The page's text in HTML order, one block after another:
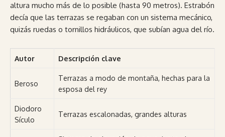
altura mucho más de lo posible (hasta 90 metros). Estrabón
decía que las terrazas se regaban con un sistema mecánico,
quizás ruedas o tornillos hidráulicos, que subían agua del río.
Autor Descripción clave
Beroso
Terrazas a modo de montaña, hechas para la
esposa del rey
Diodoro
Sículo
Terrazas escalonadas, grandes alturas